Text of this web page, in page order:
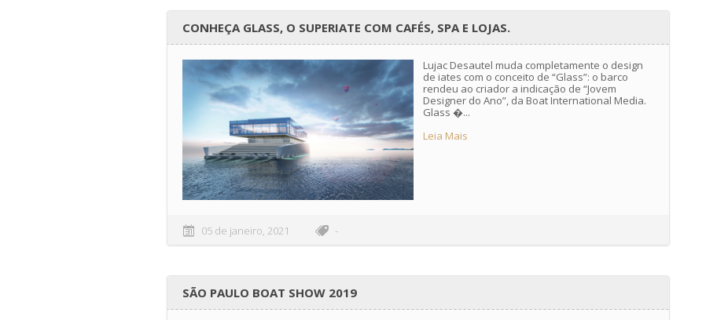
CONHEÇA GLASS, O SUPERIATE COM CAFÉS, SPA E LOJAS.
Lujac Desautel muda completamente o design
de iates com o conceito de “Glass”: o barco
rendeu ao criador a indicação de “Jovem
Designer do Ano”, da Boat International Media.
Glass �...
Leia Mais
05 de janeiro, 2021 -
SÃO PAULO BOAT SHOW 2019